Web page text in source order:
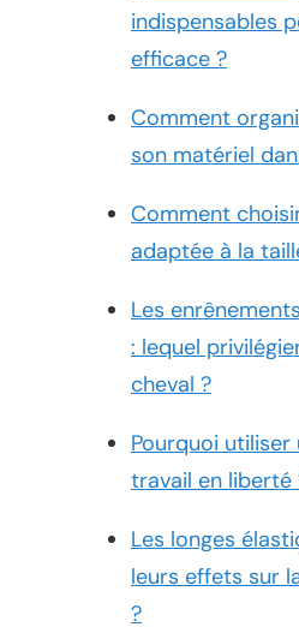
indispensables
efficace ?
Comment
son matériel
Comment
adaptée à la
Les
: lequel
cheval ?
Pourquoi
travail en liberté
Les longes
leurs effets sur
?